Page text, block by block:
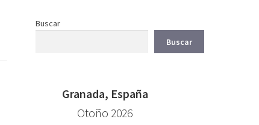
Buscar
Buscar
Granada, España
Otoño 2026